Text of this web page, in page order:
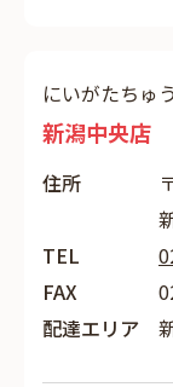
にいがたちゅ
新潟中央店
住所
TEL
FAX
配達エリア